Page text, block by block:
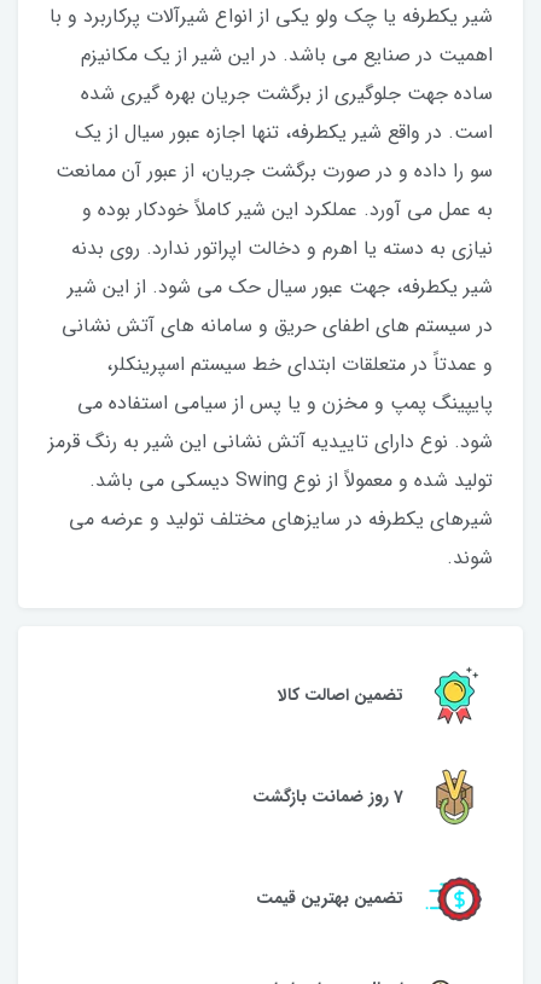
شیر یکطرفه یا چک ولو یکی از انواع شیرآلات پرکاربرد و با
اهمیت در صنایع می باشد. در این شیر از یک مکانیزم
ساده جهت جلوگیری از برگشت جریان بهره گیری شده
است. در واقع شیر یکطرفه، تنها اجازه عبور سیال از یک
سو را داده و در صورت برگشت جریان، از عبور آن ممانعت
به عمل می آورد. عملکرد این شیر کاملاً خودکار بوده و
نیازی به دسته یا اهرم و دخالت اپراتور ندارد. روی بدنه
شیر یکطرفه، جهت عبور سیال حک می شود. از این شیر
در سیستم های اطفای حریق و سامانه های آتش نشانی
و عمدتاً در متعلقات ابتدای خط سیستم اسپرینکلر،
پایپینگ پمپ و مخزن و یا پس از سیامی استفاده می
شود. نوع دارای تاییدیه آتش نشانی این شیر به رنگ قرمز
تولید شده و معمولاً از نوع Swing دیسکی می باشد.
شیرهای یکطرفه در سایزهای مختلف تولید و عرضه می
شوند.
تضمین اصالت کالا
7 روز ضمانت بازگشت
تضمین بهترین قیمت